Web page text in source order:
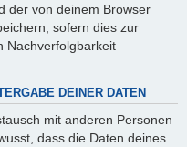
der von deinem Browser
sofern dies zur
Nachverfolgbarkeit
DEINER DATEN
mit anderen Personen
dass die Daten deines